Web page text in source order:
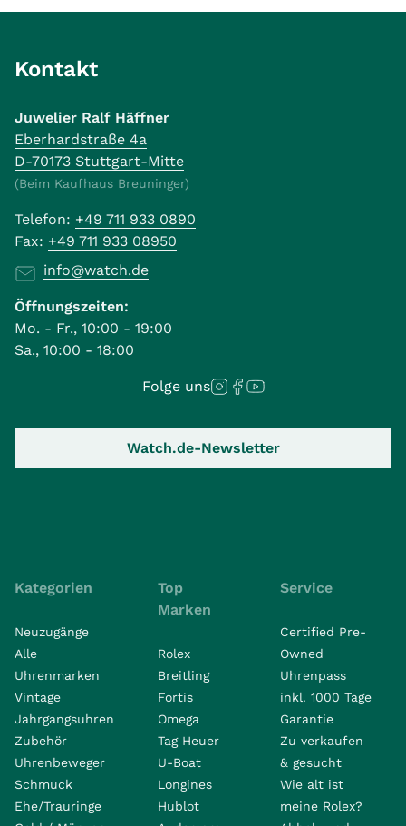
Kontakt
Juwelier Ralf Häffner
Eberhardstraße 4a
D-70173 Stuttgart-Mitte
(Beim Kaufhaus Breuninger)
Telefon: +49 711 933 0890
Fax: +49 711 933 08950
info@watch.de
Öffnungszeiten:
Mo. - Fr., 10:00 - 19:00
Sa., 10:00 - 18:00
Folge uns
Watch.de-Newsletter
Kategorien
Neuzugänge
Alle
Uhrenmarken
Vintage
Jahrgangsuhren
Zubehör
Uhrenbeweger
Schmuck
Ehe/Trauringe
Top
Marken
Rolex
Breitling
Fortis
Omega
Tag Heuer
U-Boat
Longines
Hublot
Service
Certified Pre-
Owned
Uhrenpass
inkl. 1000 Tage
Garantie
Zu verkaufen
& gesucht
Wie alt ist
meine Rolex?